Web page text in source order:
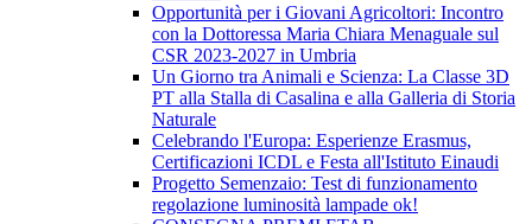
Opportunità per i Giovani Agricoltori: Incontro
con la Dottoressa Maria Chiara Menaguale sul
CSR 2023-2027 in Umbria
Un Giorno tra Animali e Scienza: La Classe 3D
PT alla Stalla di Casalina e alla Galleria di Storia
Naturale
Celebrando l'Europa: Esperienze Erasmus,
Certificazioni ICDL e Festa all'Istituto Einaudi
Progetto Semenzaio: Test di funzionamento
regolazione luminosità lampade ok!